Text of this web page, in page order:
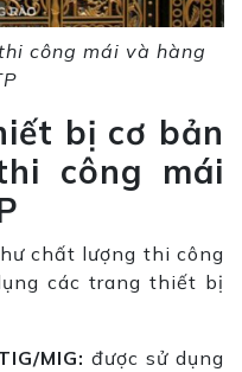
công mái và hàng
bị cơ bản
công mái
chất lượng thi công
các trang thiết bị
MIG: được sử dụng